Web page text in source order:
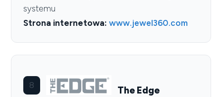
systemu
Strona internetowa: www.jewel360.com
8 The Edge